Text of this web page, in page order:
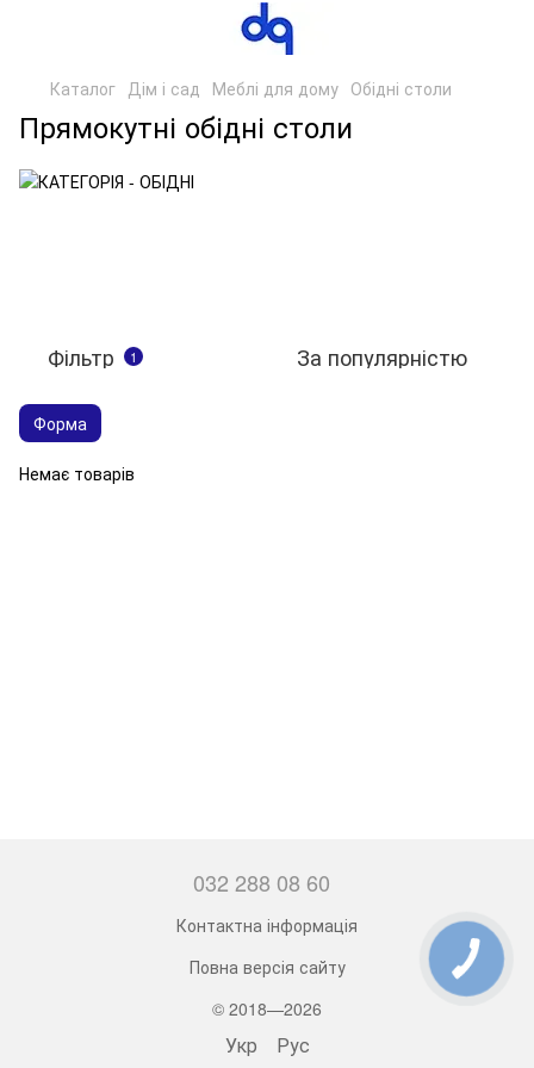
Каталог Дім і сад Меблі для дому Обідні столи
Прямокутні обідні столи
Фільтр 1 За популярністю
Форма
Немає товарів
032 288 08 60
Контактна інформація
Повна версія сайту
© 2018—2026
Укр Рус